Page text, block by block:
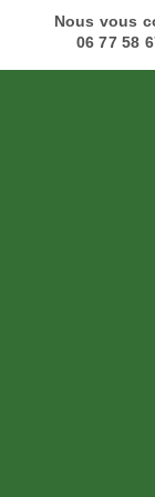
Nous vous
06 77 58